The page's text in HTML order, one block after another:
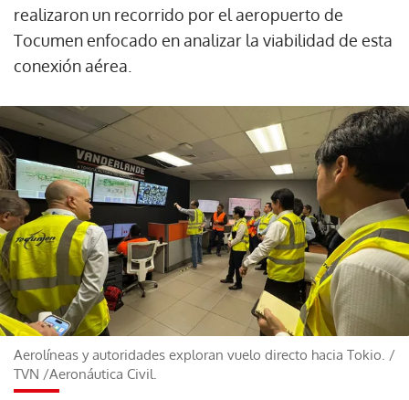
realizaron un recorrido por el aeropuerto de
Tocumen enfocado en analizar la viabilidad de esta
conexión aérea.
Aerolíneas y autoridades exploran vuelo directo hacia Tokio. /
TVN /Aeronáutica Civil.